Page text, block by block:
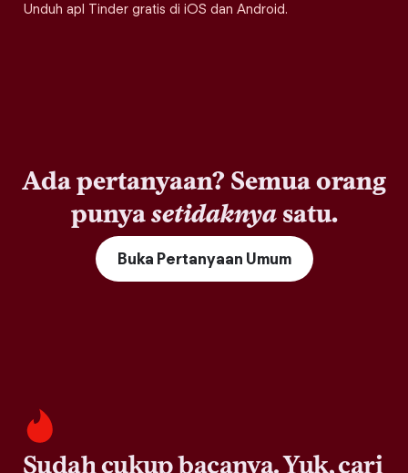
Unduh apl Tinder gratis di iOS dan Android.
Ada pertanyaan? Semua orang
punyasetidaknyasatu.
Buka Pertanyaan Umum
Sudah cukup bacanya. Yuk, cari